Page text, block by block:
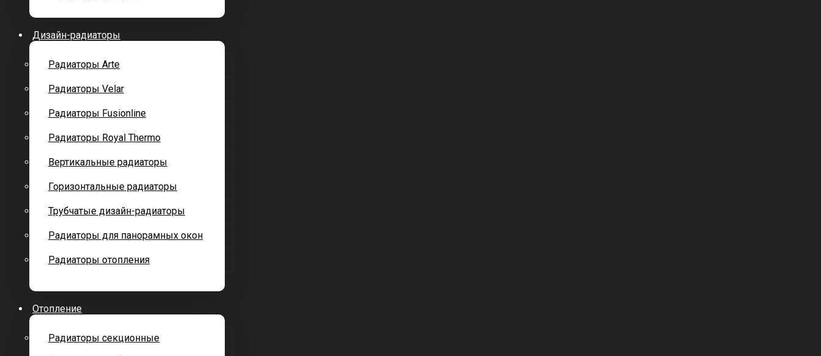
Дизайн-радиаторы
Радиаторы Arte
Радиаторы Velar
Радиаторы Fusionline
Радиаторы Royal Thermo
Вертикальные радиаторы
Горизонтальные радиаторы
Трубчатые дизайн-радиаторы
Радиаторы для панорамных окон
Радиаторы отопления
Отопление
Радиаторы секционные